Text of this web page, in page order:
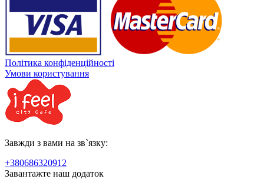
Політика конфіденційності
Умови користування
Завжди з вами на зв`язку:
+380686320912
Завантажте наш додаток